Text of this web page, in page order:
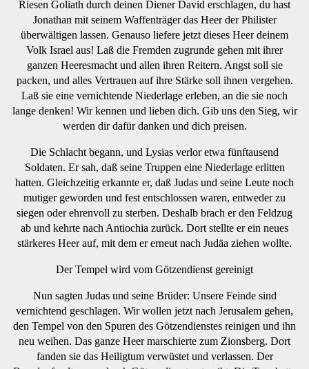
Riesen Goliath durch deinen Diener David erschlagen, du hast
Jonathan mit seinem Waffenträger das Heer der Philister
überwältigen lassen. Genauso liefere jetzt dieses Heer deinem
Volk Israel aus! Laß die Fremden zugrunde gehen mit ihrer
ganzen Heeresmacht und allen ihren Reitern. Angst soll sie
packen, und alles Vertrauen auf ihre Stärke soll ihnen vergehen.
Laß sie eine vernichtende Niederlage erleben, an die sie noch
lange denken! Wir kennen und lieben dich. Gib uns den Sieg, wir
werden dir dafür danken und dich preisen.
Die Schlacht begann, und Lysias verlor etwa fünftausend
Soldaten. Er sah, daß seine Truppen eine Niederlage erlitten
hatten. Gleichzeitig erkannte er, daß Judas und seine Leute noch
mutiger geworden und fest entschlossen waren, entweder zu
siegen oder ehrenvoll zu sterben. Deshalb brach er den Feldzug
ab und kehrte nach Antiochia zurück. Dort stellte er ein neues
stärkeres Heer auf, mit dem er erneut nach Judäa ziehen wollte.
Der Tempel wird vom Götzendienst gereinigt
Nun sagten Judas und seine Brüder: Unsere Feinde sind
vernichtend geschlagen. Wir wollen jetzt nach Jerusalem gehen,
den Tempel von den Spuren des Götzendienstes reinigen und ihn
neu weihen. Das ganze Heer marschierte zum Zionsberg. Dort
fanden sie das Heiligtum verwüstet und verlassen. Der